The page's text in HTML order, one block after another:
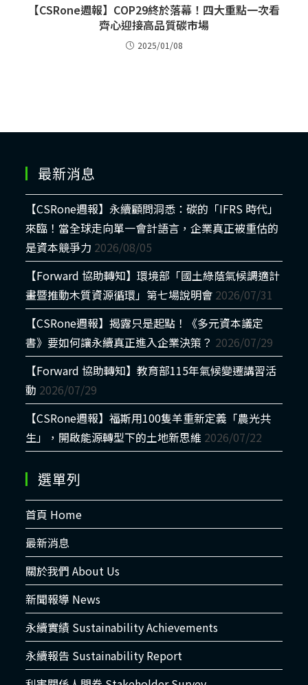
【CSRone週報】COP29終於落幕！四大重點一次看
齊心迎接高品質碳市場
2025/01/08
最新消息
【CSRone週報】永續顧問洞悉：碳的「IFRS 時代」
來臨！當全球走向單一會計語言，企業真正被重估的
是資本競爭力 2026/08/05
【Forward 協助轉知】環境部「國土綠蔭氣候調適計
畫暨推動木質資源循環」第七場說明會 2026/07/31
【CSRone週報】揭露只是起點！《多元資本議定
書》要如何讓永續真正進入企業決策？ 2026/07/29
【Forward 協助轉知】教育部115年氣候變遷講習活
動 2026/07/29
【CSRone週報】福斯用100隻羊重新定義「農光共
生」，開啟能源轉型下的土地新思維 2026/07/22
選單列
首頁 Home
最新消息
關於我們 About Us
新聞報導 News
永續實績 Sustainability Achievements
永續報告 Sustainability Report